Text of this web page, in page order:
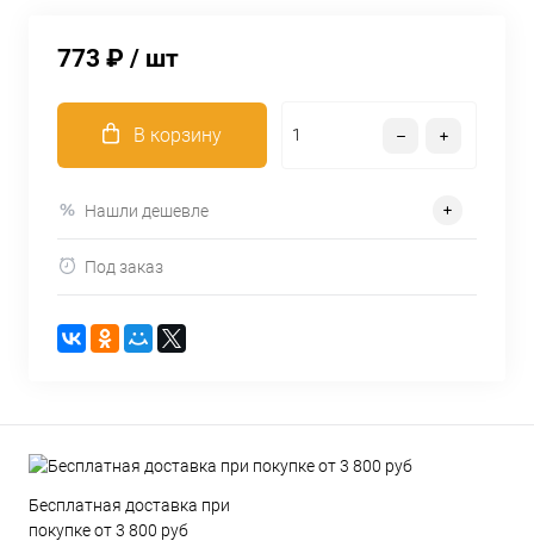
773 ₽ / шт
В корзину
Нашли дешевле
Под заказ
Бесплатная доставка при
покупке от 3 800 руб